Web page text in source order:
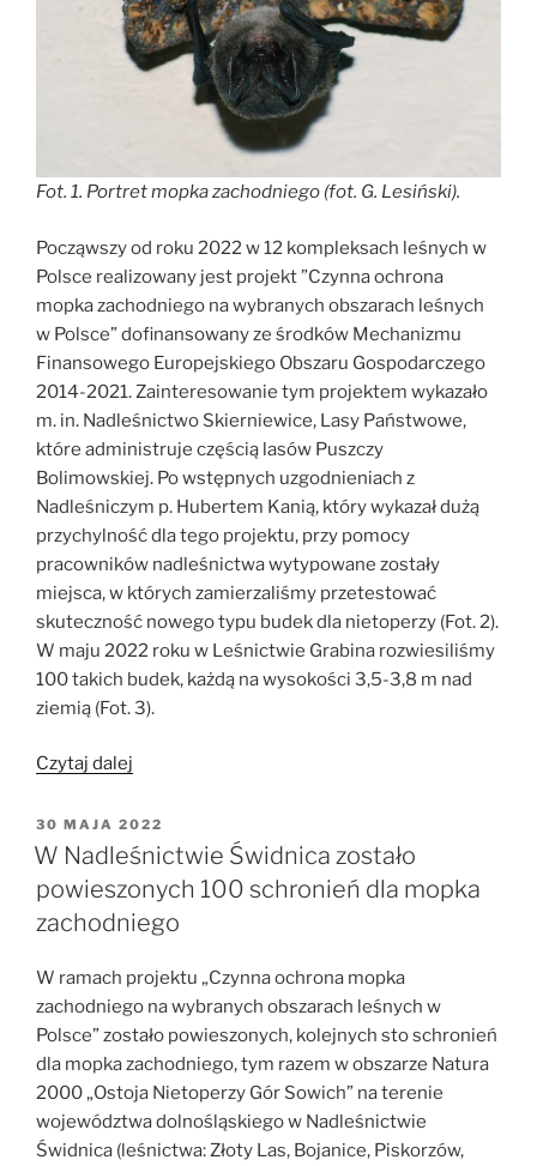
Fot. 1. Portret mopka zachodniego (fot. G. Lesiński).
Począwszy od roku 2022 w 12 kompleksach leśnych w
Polsce realizowany jest projekt ”Czynna ochrona
mopka zachodniego na wybranych obszarach leśnych
w Polsce” dofinansowany ze środków Mechanizmu
Finansowego Europejskiego Obszaru Gospodarczego
2014-2021. Zainteresowanie tym projektem wykazało
m. in. Nadleśnictwo Skierniewice, Lasy Państwowe,
które administruje częścią lasów Puszczy
Bolimowskiej. Po wstępnych uzgodnieniach z
Nadleśniczym p. Hubertem Kanią, który wykazał dużą
przychylność dla tego projektu, przy pomocy
pracowników nadleśnictwa wytypowane zostały
miejsca, w których zamierzaliśmy przetestować
skuteczność nowego typu budek dla nietoperzy (Fot. 2).
W maju 2022 roku w Leśnictwie Grabina rozwiesiliśmy
100 takich budek, każdą na wysokości 3,5-3,8 m nad
ziemią (Fot. 3).
Czytaj dalej
zachodnim
w
Puszczy
Bolimowskiej”
OPUBLIKOWANE
W
30 MAJA 2022
W Nadleśnictwie Świdnica zostało
powieszonych 100 schronień dla mopka
zachodniego
W ramach projektu „Czynna ochrona mopka
zachodniego na wybranych obszarach leśnych w
Polsce” zostało powieszonych, kolejnych sto schronień
dla mopka zachodniego, tym razem w obszarze Natura
2000 „Ostoja Nietoperzy Gór Sowich” na terenie
województwa dolnośląskiego w Nadleśnictwie
Świdnica (leśnictwa: Złoty Las, Bojanice, Piskorzów,